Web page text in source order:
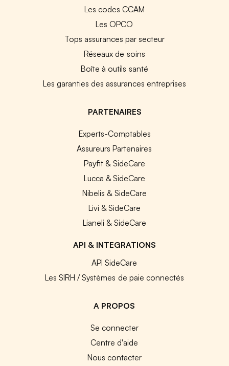
Les codes CCAM
Les OPCO
Tops assurances par secteur
Réseaux de soins
Boîte à outils santé
Les garanties des assurances entreprises
PARTENAIRES
Experts-Comptables
Assureurs Partenaires
Payfit & SideCare
Lucca & SideCare
Nibelis & SideCare
Livi & SideCare
Lianeli & SideCare
API & INTEGRATIONS
API SideCare
Les SIRH / Systèmes de paie connectés
A PROPOS
Se connecter
Centre d'aide
Nous contacter